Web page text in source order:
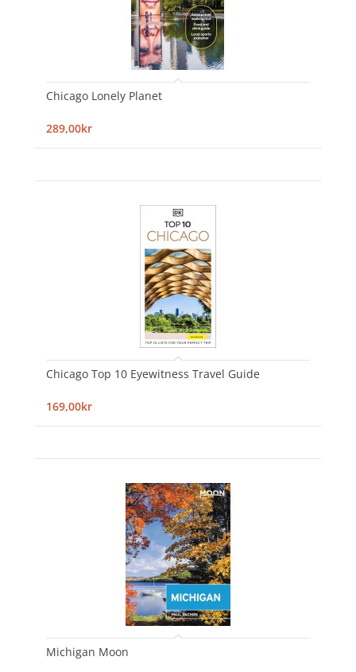
Chicago Lonely Planet
289,00kr
Chicago Top 10 Eyewitness Travel Guide
169,00kr
Michigan Moon